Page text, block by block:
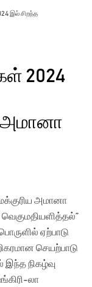
இல் சிறந்த
2024
அமானா
வெகுமதியளித்தல்”
ஏற்பாடு
செயற்பாடு
நிகழ்வு
லா